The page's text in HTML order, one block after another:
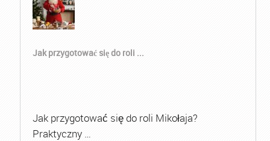
Jak przygotować się do roli ...
Jak przygotować się do roli Mikołaja?
Praktyczny …